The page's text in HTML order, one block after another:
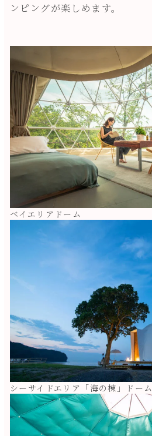
ンピングが楽しめます。
ベイエリアドーム
シーサイドエリア「海の棟」ドーム